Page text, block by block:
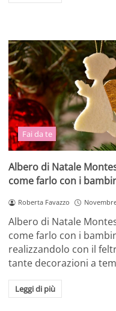
Fai da te
Albero di Natale
come farlo con i
Roberta Favazzo
Albero di Natale
come farlo con i
realizzandolo con il
tante decorazioni a
Leggi di più